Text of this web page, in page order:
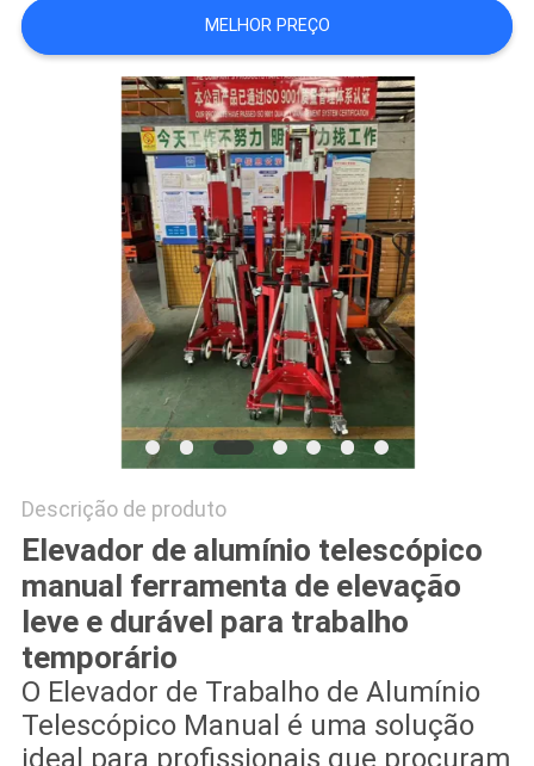
MAPA
DO
MELHOR PREÇO
Descrição de produto
Elevador de alumínio telescópico
manual ferramenta de elevação
leve e durável para trabalho
temporário
O Elevador de Trabalho de Alumínio
Telescópico Manual é uma solução